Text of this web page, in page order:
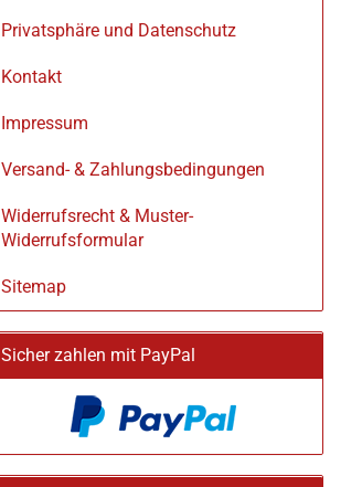
Privatsphäre und Datenschutz
Kontakt
Impressum
Versand- & Zahlungsbedingungen
Widerrufsrecht & Muster-
Widerrufsformular
Sitemap
Sicher zahlen mit PayPal